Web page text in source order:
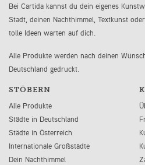
Bei Cartida kannst du dein eigenes
Stadt, deinen Nachthimmel, Textkunst
tolle Ideen warten auf dich.
Alle Produkte werden nach deinen
Deutschland gedruckt.
STÖBERN
Alle Produkte
Städte in Deutschland
Städte in Österreich
Internationale Großstädte
Dein Nachthimmel